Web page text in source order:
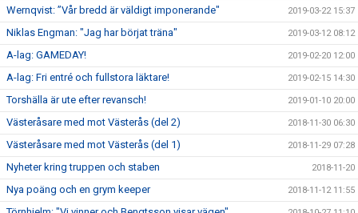
Wernqvist: ”Vår bredd är väldigt imponerande" 2019-03-22 15:37
Niklas Engman: "Jag har börjat träna" 2019-03-12 08:12
A-lag: GAMEDAY! 2019-02-20 12:00
A-lag: Fri entré och fullstora läktare! 2019-02-15 14:30
Torshälla är ute efter revansch! 2019-01-10 20:00
Västeråsare med mot Västerås (del 2) 2018-11-30 06:30
Västeråsare med mot Västerås (del 1) 2018-11-29 07:28
Nyheter kring truppen och staben 2018-11-20
Nya poäng och en grym keeper 2018-11-12 11:55